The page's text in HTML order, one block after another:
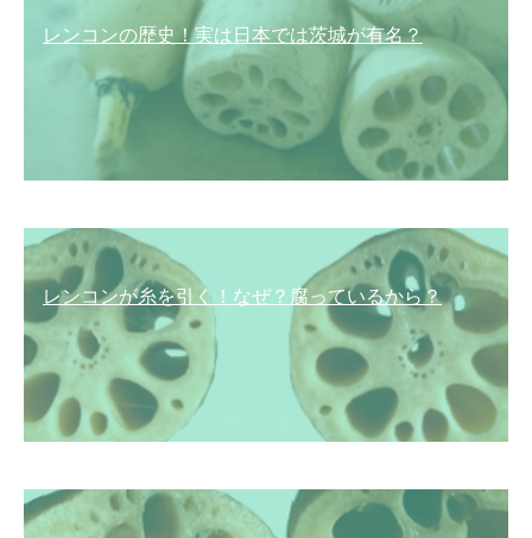
レンコンの歴史！実は日本では茨城が有名？
レンコンが糸を引く！なぜ？腐っているから？